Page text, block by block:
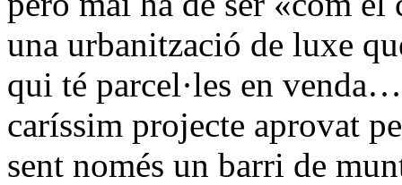
una urbanització de luxe
qui té parcel·les en
caríssim projecte aprovat
sent només un barri de